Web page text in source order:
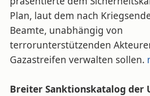
Plan, laut dem nach
Beamte, unabhängig von
terrorunterstützenden
Gazastreifen verwalten sollen.
Breiter Sanktionskatalog der